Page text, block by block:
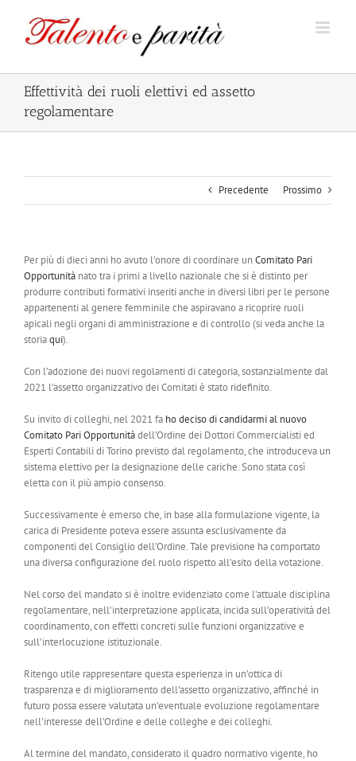
contenuto
Effettività dei ruoli elettivi ed assetto
regolamentare
Precedente Prossimo
Per più di dieci anni ho avuto l’onore di coordinare unComitato Pari
Opportunità nato tra i primi a livello nazionale che si è distinto per
produrre contributi formativi inseriti anche in diversi libri per le persone
appartenenti al genere femminile che aspiravano a ricoprire ruoli
apicali negli organi di amministrazione e di controllo (si veda anche la
storiaqui).
Con l’adozione dei nuovi regolamenti di categoria, sostanzialmente dal
2021 l’assetto organizzativo dei Comitati è stato ridefinito.
Su invito di colleghi, nel 2021 fa ho deciso di candidarmi al nuovo
Comitato Pari Opportunitàdell’Ordine dei Dottori Commercialisti ed
Esperti Contabili di Torino previsto dal regolamento, che introduceva un
sistema elettivo per la designazione delle cariche. Sono stata così
eletta con il più ampio consenso.
Successivamente è emerso che, in base alla formulazione vigente, la
carica di Presidente poteva essere assunta esclusivamente da
componenti del Consiglio dell’Ordine. Tale previsione ha comportato
una diversa configurazione del ruolo rispetto all’esito della votazione.
Nel corso del mandato si è inoltre evidenziato come l’attuale disciplina
regolamentare, nell’interpretazione applicata, incida sull’operatività del
coordinamento, con effetti concreti sulle funzioni organizzative e
sull’interlocuzione istituzionale.
Ritengo utile rappresentare questa esperienza in un’ottica di
trasparenza e di miglioramento dell’assetto organizzativo, affinché in
futuro possa essere valutata un’eventuale evoluzione regolamentare
nell’interesse dell’Ordine e delle colleghe e dei colleghi.
Al termine del mandato, considerato il quadro normativo vigente, ho